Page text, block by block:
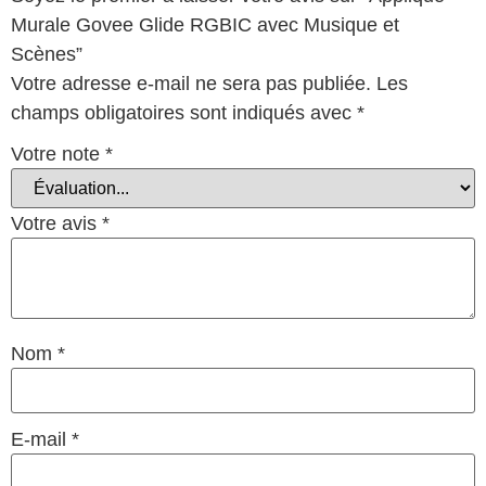
Murale Govee Glide RGBIC avec Musique et
Scènes”
Votre adresse e-mail ne sera pas publiée. Les
champs obligatoires sont indiqués avec *
Votre note *
Votre avis *
Nom *
E-mail *